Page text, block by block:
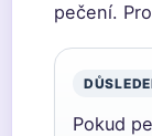
pečení.
Pokud